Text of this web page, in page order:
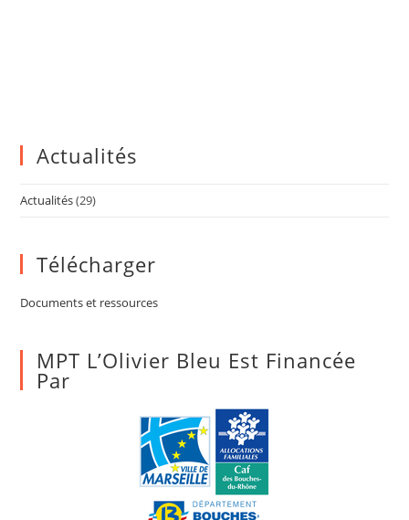
Actualités
Actualités(29)
Télécharger
Documents et ressources
MPT L’Olivier Bleu Est Financée
Par